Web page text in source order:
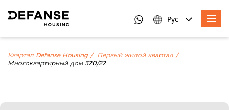
Рус
Квартал Defanse Housing
Первый жилой квартал
Многоквартирный дом 320/22